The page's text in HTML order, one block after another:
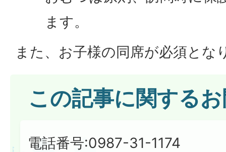
ます。
また、お子様の同席が必須とな
この記事に関する
電話番号:0987-31-1174